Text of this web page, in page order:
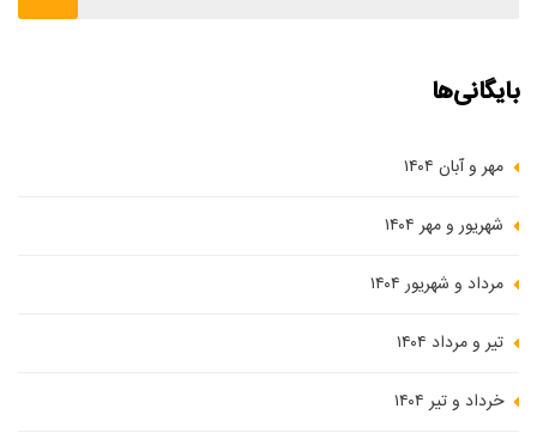
بایگانی‌ها
مهر و آبان ۱۴۰۴
شهریور و مهر ۱۴۰۴
مرداد و شهریور ۱۴۰۴
تیر و مرداد ۱۴۰۴
خرداد و تیر ۱۴۰۴